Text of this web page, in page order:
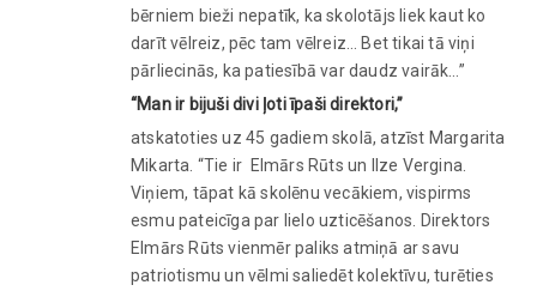
bērniem bieži nepatīk, ka skolotājs liek kaut ko
darīt vēlreiz, pēc tam vēlreiz… Bet tikai tā viņi
pārliecinās, ka patiesībā var daudz vairāk…”
“Man ir bijuši divi ļoti īpaši direktori,”
atskatoties uz 45 gadiem skolā, atzīst Margarita
Mikarta. “Tie ir Elmārs Rūts un Ilze Vergina.
Viņiem, tāpat kā skolēnu vecākiem, vispirms
esmu pateicīga par lielo uzticēšanos. Direktors
Elmārs Rūts vienmēr paliks atmiņā ar savu
patriotismu un vēlmi saliedēt kolektīvu, turēties